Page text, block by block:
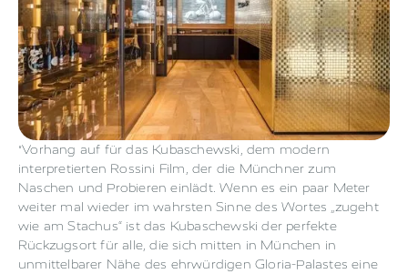
"Vorhang auf für das Kubaschewski, dem modern
interpretierten Rossini Film, der die Münchner zum
Naschen und Probieren einlädt. Wenn es ein paar Meter
weiter mal wieder im wahrsten Sinne des Wortes „zugeht
wie am Stachus“ ist das Kubaschewski der perfekte
Rückzugsort für alle, die sich mitten in München in
unmittelbarer Nähe des ehrwürdigen Gloria-Palastes eine